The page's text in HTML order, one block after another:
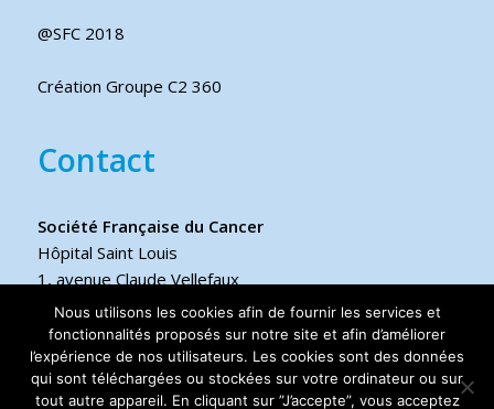
@SFC 2018
Création Groupe C2 360
Contact
Société Française du Cancer
Hôpital Saint Louis
1, avenue Claude Vellefaux
75475 Paris cedex 10 FRANCE
Téléphone
+33 6 17 44 70 76
Nous utilisons les cookies afin de fournir les services et
fonctionnalités proposés sur notre site et afin d’améliorer
l’expérience de nos utilisateurs. Les cookies sont des données
qui sont téléchargées ou stockées sur votre ordinateur ou sur
tout autre appareil. En cliquant sur ”J’accepte”, vous acceptez